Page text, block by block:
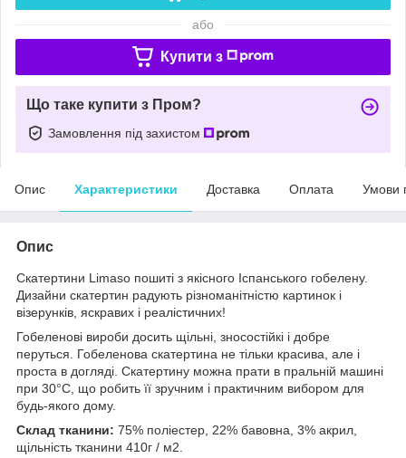
або
Купити з
Що таке купити з Пром?
Замовлення під захистом
Опис Характеристики Доставка Оплата Умови
Опис
Скатертини Limaso пошиті з якісного Іспанського гобелену.
Дизайни скатертин радують різноманітністю картинок і
візерунків, яскравих і реалістичних!
Гобеленові вироби досить щільні, зносостійкі і добре
перуться. Гобеленова скатертина не тільки красива, але і
проста в догляді. Скатертину можна прати в пральній машині
при 30°C, що робить її зручним і практичним вибором для
будь-якого дому.
Склад тканини: 75% поліестер, 22% бавовна, 3% акрил,
щільність тканини 410г / м2.